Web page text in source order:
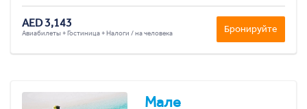
AED 3,143
Авиабилеты + Гостиница + Налоги / на человека Бронируйте
Мале